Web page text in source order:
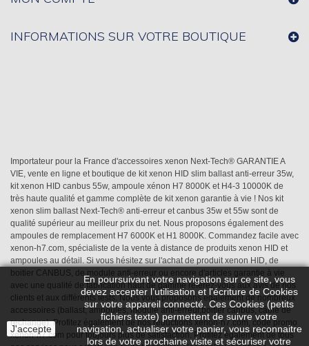
J'accepte
En poursuivant votre navigation sur ce site, vous
devez accepter l’utilisation et l'écriture de Cookies
sur votre appareil connecté. Ces Cookies (petits
fichiers texte) permettent de suivre votre
navigation, actualiser votre panier, vous reconnaitre
lors de votre prochaine visite et sécuriser votre
Importateur pour la France d'accessoires xenon Next-Tech® GARANTIE A
VIE, vente en ligne et boutique de kit xenon HID slim ballast anti-erreur 35w,
kit xenon HID canbus 55w, ampoule xénon H7 8000K et H4-3 10000K de
très haute qualité et gamme complète de kit xenon garantie à vie ! Nos kit
xenon slim ballast Next-Tech® anti-erreur et canbus 35w et 55w sont de
qualité supérieur au meilleur prix du net. Nous proposons également des
ampoules de remplacement H7 6000K et H1 8000K. Commandez facile avec
xenon-h7.com, spécialiste de la vente à distance de produits xenon HID et
ampoules au détail. Si vous hésitez sur l'achat de produit xenon HID, de
boitier CANBUS, de module anti-erreur ou encore d'articles garantie à vie
avec une qualité de fabrication haut de gamme référez-vous aux avis de nos
clients et aux différents tests. Nous vous proposons également de nombreux
accessoires (ballast, ampoules, module anti-erreur,boitier canbus, câble de
rechange). Profitez également de nos réductions xenon-h7.com, code promo
xenon-h7.com pour toujours plus de satisfaction. Profitez également de tous
INFORMATIONS SUR VOTRE BOUTIQUE